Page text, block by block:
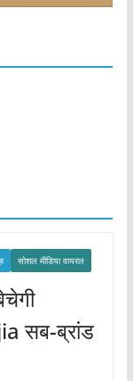
सोशल मीडिया वायरल
सब-ब्रांड